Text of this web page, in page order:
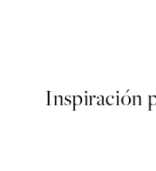
Inspiración